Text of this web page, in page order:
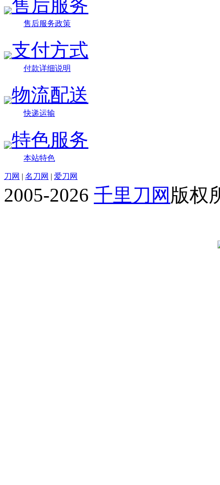
售后服务
售后服务政策
支付方式
付款详细说明
物流配送
快递运输
特色服务
本站特色
刀网 | 名刀网 | 爱刀网
2005-2026 千里刀网 版权